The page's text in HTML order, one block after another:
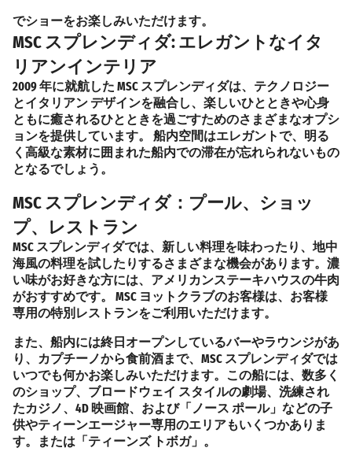
でショーをお楽しみいただけます。
MSC スプレンディダ: エレガントなイタ
リアンインテリア
2009 年に就航した MSC スプレンディダは、テクノロジー
とイタリアン デザインを融合し、楽しいひとときや心身
ともに癒されるひとときを過ごすためのさまざまなオプシ
ョンを提供しています。 船内空間はエレガントで、明る
く高級な素材に囲まれた船内での滞在が忘れられないもの
となるでしょう。
MSC スプレンディダ：プール、ショッ
プ、レストラン
MSC スプレンディダでは、新しい料理を味わったり、地中
海風の料理を試したりするさまざまな機会があります。濃
い味がお好きな方には、 アメリカンステーキハウスの牛肉
がおすすめです。 MSC ヨットクラブのお客様は、お客様
専用の特別レストランをご利用いただけます。
また、船内には終日オープンしているバーやラウンジがあ
り、カプチーノから食前酒まで、MSC スプレンディダでは
いつでも何かお楽しみいただけます。この船には、数多く
のショップ、ブロードウェイ スタイルの劇場、洗練され
たカジノ、 4D 映画館、および「ノース ポール」などの子
供やティーンエージャー専用のエリアもいくつかありま
す。または「ティーンズ トボガ」。